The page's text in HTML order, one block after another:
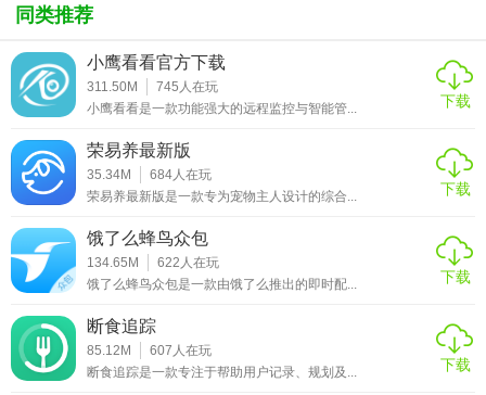
【小恩爱情侣技巧】
1. 利用应用内的表情和滤镜功能，让聊天更加生动有趣。
2. 定期在共享相册中上传照片或视频，记录两人共同的回
忆。
4. 尝试情侣互动小游戏，增加彼此的默契和感情。
同类推荐
小鹰看看官方下载
311.50M 745 人在玩
小鹰看看是一款功能强大的远程监控与智能管...
下载
荣易养最新版
35.34M 684 人在玩
荣易养最新版是一款专为宠物主人设计的综合...
下载
饿了么蜂鸟众包
134.65M 622 人在玩
饿了么蜂鸟众包是一款由饿了么推出的即时配...
下载
断食追踪
85.12M 607 人在玩
断食追踪是一款专注于帮助用户记录、规划及...
下载